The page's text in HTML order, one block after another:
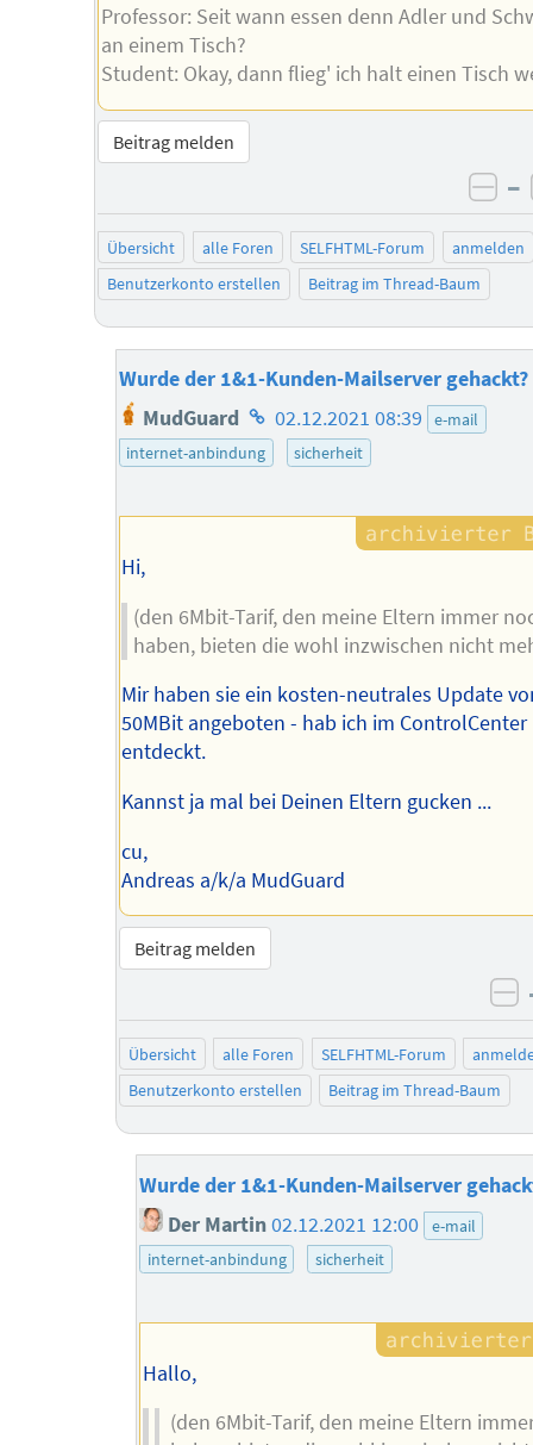
Professor: Seit wann essen denn Adler und
an einem Tisch?
Student: Okay, dann flieg' ich halt einen Tisch
Beitrag melden
–
Übersicht alle Foren SELFHTML-Forum
anmelden
Benutzerkonto erstellen
Beitrag im Thread-Baum
Wurde der 1&1-Kunden-Mailserver gehackt?
MudGuard Homepage
des
02.12.2021 08:39
e-mail
internet-anbindung
sicherheit
Hi,
(den 6Mbit-Tarif, den meine Eltern immer
haben, bieten die wohl inzwischen nicht
Mir haben sie ein kosten-neutrales Update
50MBit angeboten - hab ich im ControlCenter
entdeckt.
Kannst ja mal bei Deinen Eltern gucken ...
cu,
Andreas a/k/a MudGuard
Beitrag melden
Übersicht alle Foren SELFHTML-Forum
Benutzerkonto erstellen
Beitrag im Thread-Baum
Wurde der 1&1-Kunden-Mailserver
Der Martin02.12.2021 12:00
e-mail
internet-anbindung
sicherheit
Hallo,
(den 6Mbit-Tarif, den meine Eltern